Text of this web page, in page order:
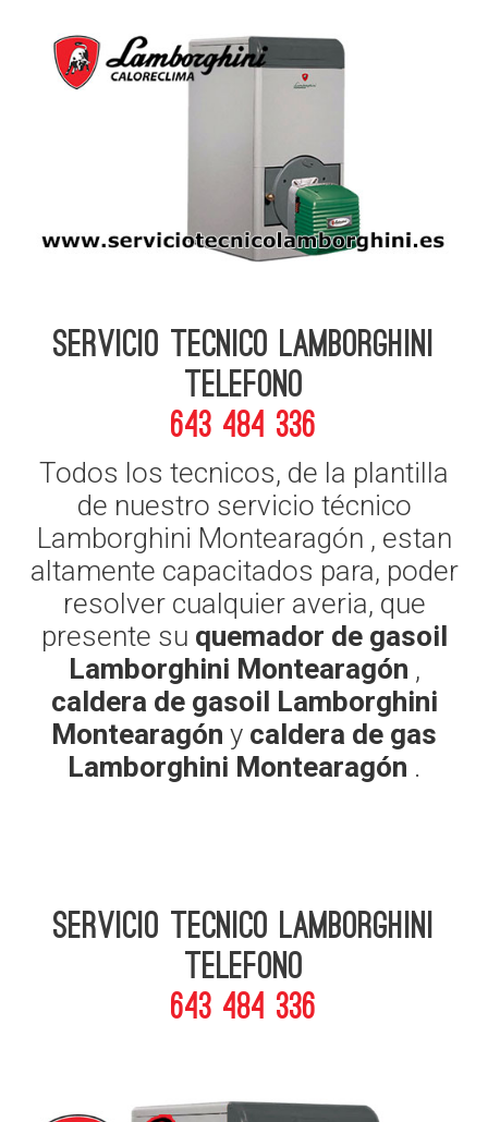
Servicio Tecnico Lamborghini
telefono
643 484 336
Todos los tecnicos, de la plantilla
de nuestro servicio técnico
Lamborghini Montearagón , estan
altamente capacitados para, poder
resolver cualquier averia, que
presente su quemador de gasoil
Lamborghini Montearagón ,
caldera de gasoil Lamborghini
Montearagón y caldera de gas
Lamborghini Montearagón .
Servicio Tecnico Lamborghini
telefono
643 484 336